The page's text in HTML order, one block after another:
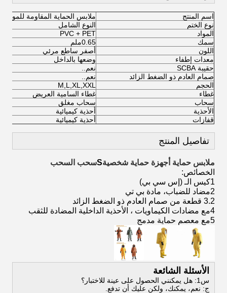
اسم المنتج
ملابس الحماية المقاومة للمواد
نوع الختم
النوع الشامل
المواد
PVC + PET
سمك
0.65ملم
اللون
أصفر ساطع مرئي
معدات إطفاء
وضعها بالداخل
حقيبة SCBA
نعم..
صمام العادم ذو الضغط الزائد
نعم..
الحجم
M,L,XL,XXL
غطاء
غطاء السامية العريض
سحاب
سحاب مغلق
الأحذية
أحذية كيميائية
قفازات
أحذية كيميائية
تفاصيل المنتج
ملابس حماية أجهزة حماية شخصيةSسحب السحب
الخصائص:
1كيس الـ (إس سي بي)
2مضاد للضباب، مادة بي تي
3.2 قطعة من صمام العادم ذو الضغط الزائد
4مع مضادات الكيماويات ، الأحذية الداخلية المضادة للثقب
5مع معصم حماية مدمج
الأسئلة الشائعة
س1: هل يمكنني الحصول على عينة للاختبار؟
ج: نعم، يمكنك، ولكن عليك أن تدفع.